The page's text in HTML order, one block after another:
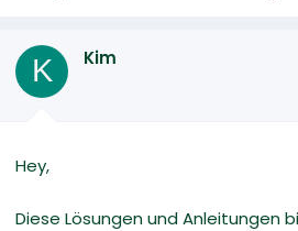
K Kim
Hey,
Diese Lösungen und Anleitungen